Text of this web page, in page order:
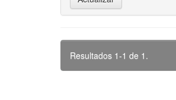
Resultados 1-1 de 1.